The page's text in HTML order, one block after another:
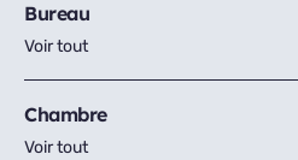
Bureau
Voir tout
Chambre
Voir tout